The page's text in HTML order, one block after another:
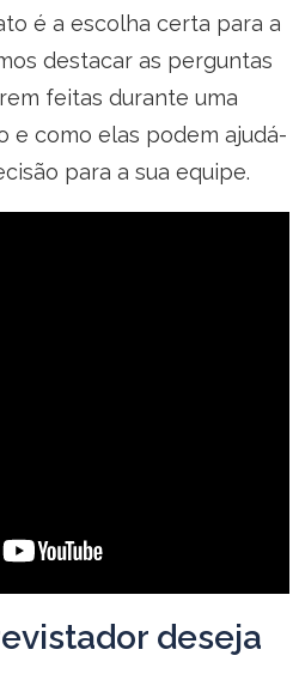
é a escolha certa para a
destacar as perguntas
feitas durante uma
e como elas podem ajudá-
para a sua equipe.
deseja